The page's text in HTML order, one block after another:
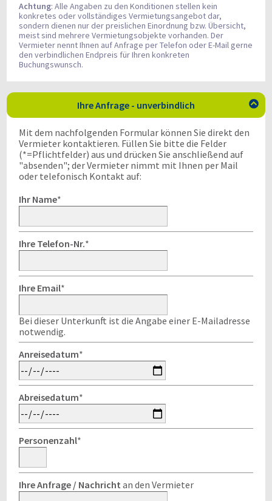
Achtung: Alle Angaben zu den Konditionen stellen kein
konkretes oder vollständiges Vermietungsangebot dar,
sondern dienen nur der preislichen Einordnung bzw. Übersicht,
meist sind mehrere Vermietungsobjekte vorhanden. Der
Vermieter nennt Ihnen auf Anfrage per Telefon oder E-Mail gerne
den verbindlichen Endpreis für Ihren konkreten
Buchungswunsch.
Ihre Anfrage - unverbindlich 
Mit dem nachfolgenden Formular können Sie direkt den
Vermieter kontaktieren. Füllen Sie bitte die Felder
(*=Pflichtfelder) aus und drücken Sie anschließend auf
"absenden"; der Vermieter nimmt mit Ihnen per Mail
oder telefonisch Kontakt auf:
Ihr Name*
Ihre Telefon-Nr.*
Ihre Email*
Bei dieser Unterkunft ist die Angabe einer E-Mailadresse
notwendig.
Anreisedatum*
Abreisedatum*
Personenzahl*
Ihre Anfrage / Nachricht an den Vermieter